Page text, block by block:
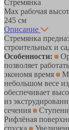
Стремянка
Max рабочая
245 см
Описание
Стремянка
строительных и
Особенности:
позволяет
экономя время
небольшом весе
обеспечивает
из
сечения
Рифлёная
спуска